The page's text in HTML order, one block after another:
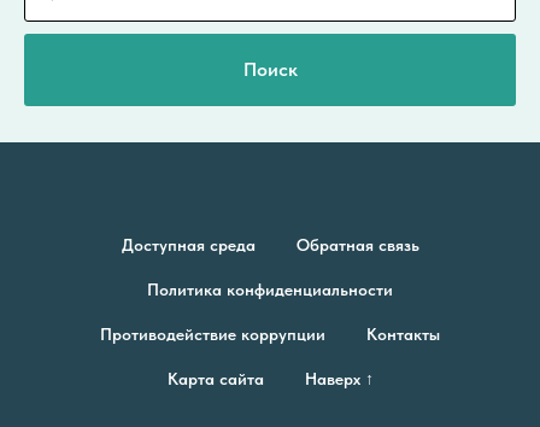
Поиск
Доступная среда Обратная связь
Политика конфиденциальности
Противодействие коррупции Контакты
Карта сайта Наверх ↑